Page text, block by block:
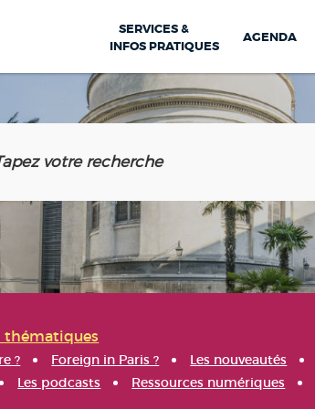
SERVICES &
INFOS PRATIQUES
AGENDA
thématiques
? Foreign in Paris ? Les nouveautés
Les podcasts Ressources numériques